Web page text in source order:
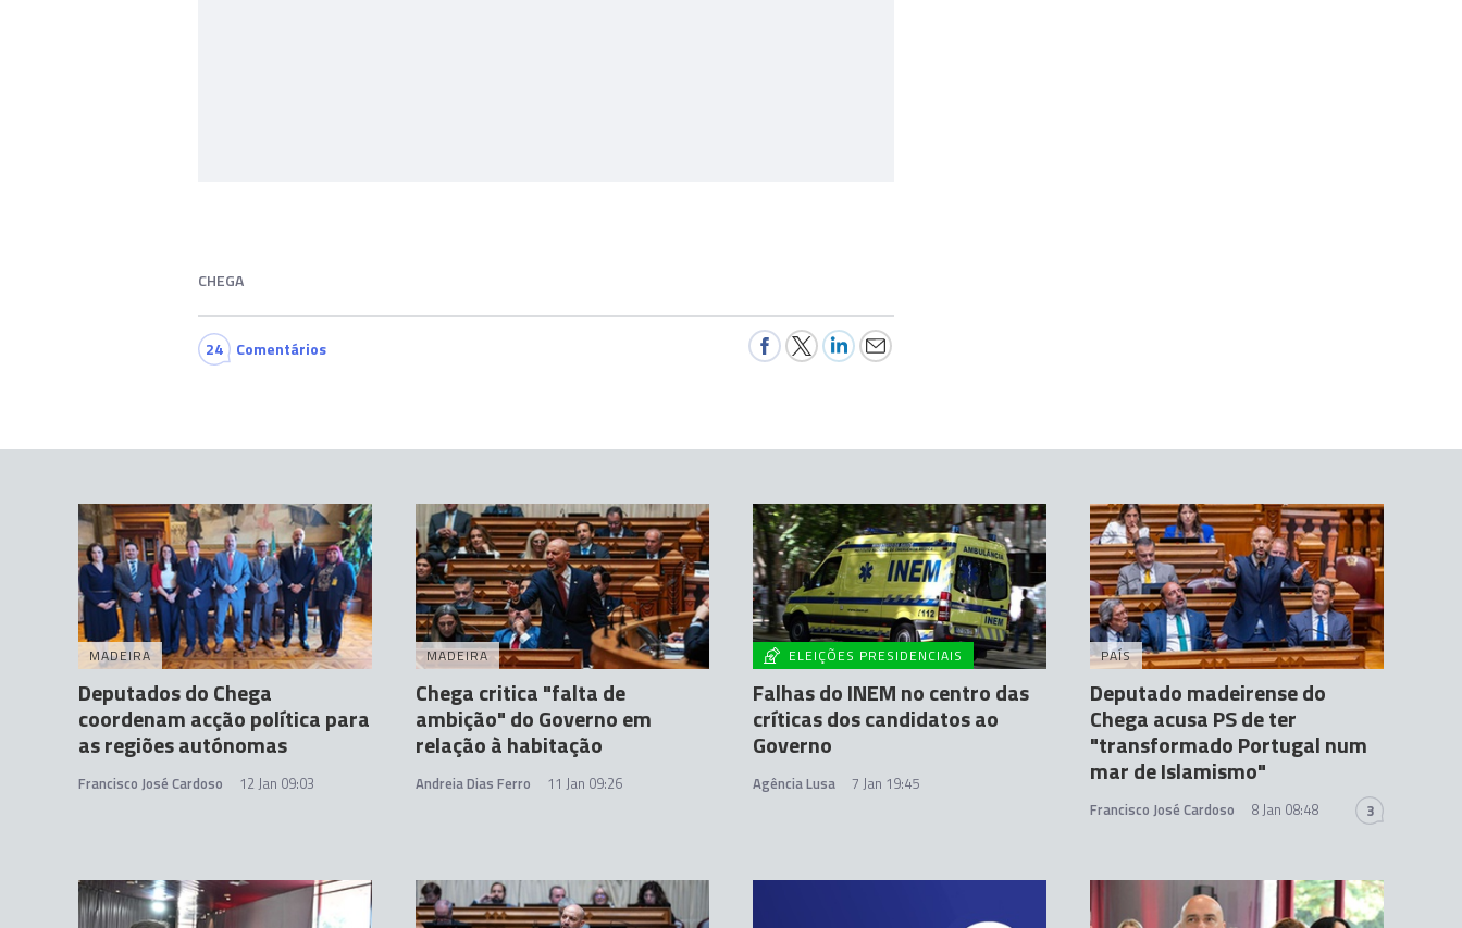
CHEGA
24 Comentários
MADEIRA
Deputados do Chega
coordenam acção política para
as regiões autónomas
Francisco José Cardoso 12 Jan 09:03
MADEIRA
Chega critica "falta de
ambição" do Governo em
relação à habitação
Andreia Dias Ferro 11 Jan 09:26
ELEIÇÕES PRESIDENCIAIS
Falhas do INEM no centro das
críticas dos candidatos ao
Governo
Agência Lusa 7 Jan 19:45
PAÍS
Deputado madeirense do
Chega acusa PS de ter
"transformado Portugal num
mar de Islamismo"
Francisco José Cardoso 8 Jan 08:48 3